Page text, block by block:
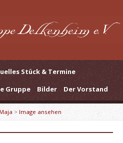
Stück & Termine
Gruppe Bilder Der Vorstand
> Image ansehen